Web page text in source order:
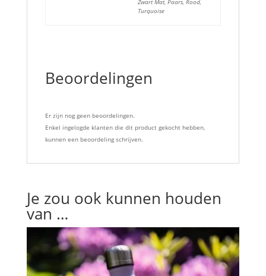
Turquoise
Beoordelingen
Er zijn nog geen beoordelingen.
Enkel ingelogde klanten die dit product gekocht hebben,
kunnen een beoordeling schrijven.
Je zou ook kunnen houden
van …